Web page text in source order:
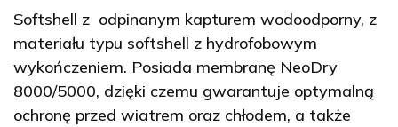
Softshell z odpinanym kapturem wodoodporny, z
materiału typu softshell z hydrofobowym
wykończeniem. Posiada membranę NeoDry
8000/5000, dzięki czemu gwarantuje optymalną
ochronę przed wiatrem oraz chłodem, a także